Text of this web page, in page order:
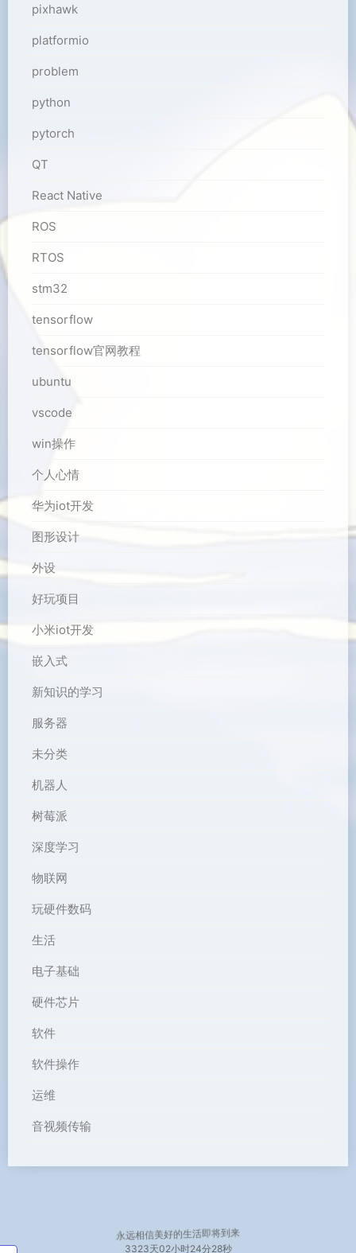
pixhawk
platformio
problem
python
pytorch
QT
React Native
ROS
RTOS
stm32
tensorflow
tensorflow官网教程
ubuntu
vscode
win操作
个人心情
华为iot开发
图形设计
外设
好玩项目
小米iot开发
嵌入式
新知识的学习
服务器
未分类
机器人
树莓派
深度学习
物联网
玩硬件数码
生活
电子基础
硬件芯片
软件
软件操作
运维
音视频传输
永远相信美好的生活即将到来
3323天02小时24分28秒